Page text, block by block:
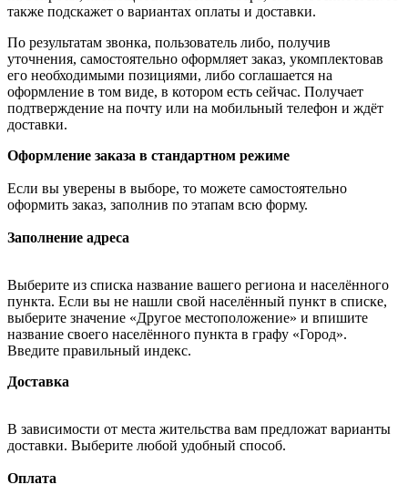
также подскажет о вариантах оплаты и доставки.
По результатам звонка, пользователь либо, получив
уточнения, самостоятельно оформляет заказ, укомплектовав
его необходимыми позициями, либо соглашается на
оформление в том виде, в котором есть сейчас. Получает
подтверждение на почту или на мобильный телефон и ждёт
доставки.
Оформление заказа в стандартном режиме
Если вы уверены в выборе, то можете самостоятельно
оформить заказ, заполнив по этапам всю форму.
Заполнение адреса
Выберите из списка название вашего региона и населённого
пункта. Если вы не нашли свой населённый пункт в списке,
выберите значение «Другое местоположение» и впишите
название своего населённого пункта в графу «Город».
Введите правильный индекс.
Доставка
В зависимости от места жительства вам предложат варианты
доставки. Выберите любой удобный способ.
Оплата